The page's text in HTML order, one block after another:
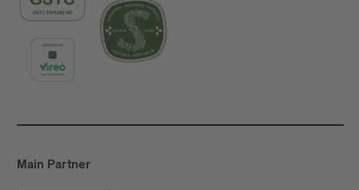
Main Partner